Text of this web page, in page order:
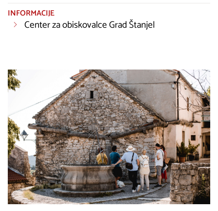
INFORMACIJE
Center za obiskovalce Grad Štanjel